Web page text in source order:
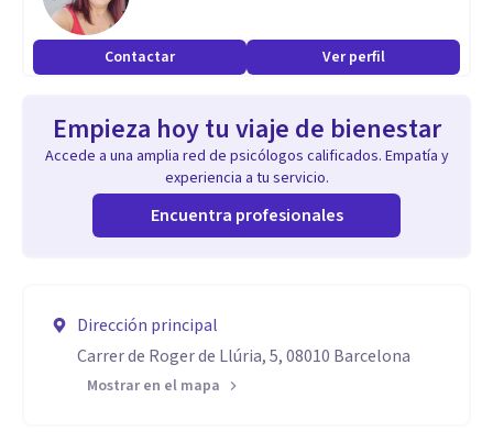
Contactar Ver perfil
Empieza hoy tu viaje de bienestar
Accede a una amplia red de psicólogos calificados. Empatía y
experiencia a tu servicio.
Encuentra profesionales
Dirección principal
Carrer de Roger de Llúria, 5, 08010 Barcelona
Mostrar en el mapa